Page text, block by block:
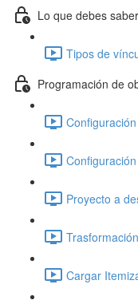
Lo que debes
Tipos de
Programación de
Proyecto a
Cargar